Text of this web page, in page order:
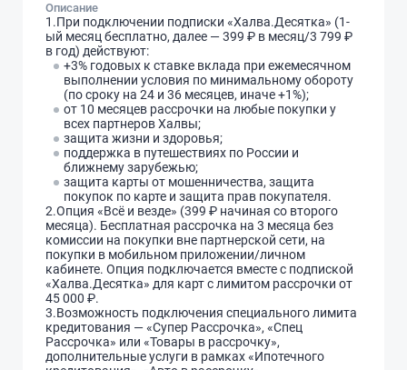
Описание
1.При подключении подписки «Халва.Десятка» (1-
ый месяц бесплатно, далее — 399 ₽ в месяц/3 799 ₽
в год) действуют:
+3% годовых к ставке вклада при ежемесячном
выполнении условия по минимальному обороту
(по сроку на 24 и 36 месяцев, иначе +1%);
от 10 месяцев рассрочки на любые покупки у
всех партнеров Халвы;
защита жизни и здоровья;
поддержка в путешествиях по России и
ближнему зарубежью;
защита карты от мошенничества, защита
покупок по карте и защита прав покупателя.
2.Опция «Всё и везде» (399 ₽ начиная со второго
месяца). Бесплатная рассрочка на 3 месяца без
комиссии на покупки вне партнерской сети, на
покупки в мобильном приложении/личном
кабинете. Опция подключается вместе с подпиской
«Халва.Десятка» для карт с лимитом рассрочки от
45 000 ₽.
3.Возможность подключения специального лимита
кредитования — «Супер Рассрочка», «Спец
Рассрочка» или «Товары в рассрочку»,
дополнительные услуги в рамках «Ипотечного